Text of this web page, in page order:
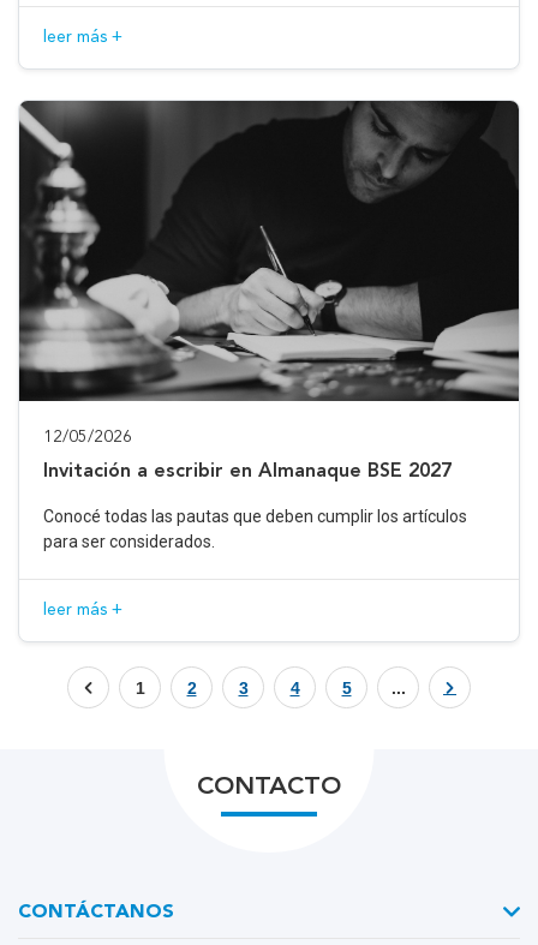
leer más +
12/05/2026
Invitación a escribir en Almanaque BSE 2027
Conocé todas las pautas que deben cumplir los artículos
para ser considerados.
leer más +
1 2 3 4 5 ...
CONTACTO
CONTÁCTANOS